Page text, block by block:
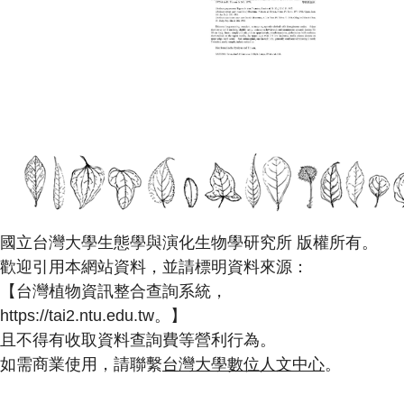
國立台灣大學生態學與演化生物學研究所 版權所有。
歡迎引用本網站資料，並請標明資料來源：
【台灣植物資訊整合查詢系統，
https://tai2.ntu.edu.tw。】
且不得有收取資料查詢費等營利行為。
如需商業使用，請聯繫台灣大學數位人文中心。